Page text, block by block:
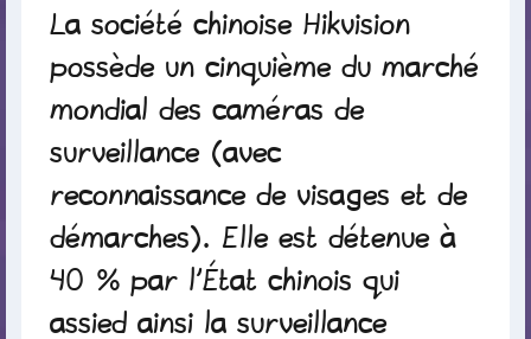
La société chinoise Hikvision
possède un cinquième du marché
mondial des caméras de
surveillance (avec
reconnaissance de visages et de
démarches). Elle est détenue à
40 % par l’État chinois qui
assied ainsi la surveillance